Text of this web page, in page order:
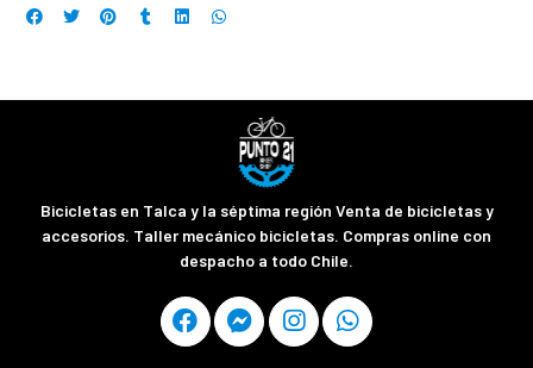
Bicicletas en Talca y la séptima región Venta de bicicletas y
accesorios. Taller mecánico bicicletas. Compras online con
despacho a todo Chile.